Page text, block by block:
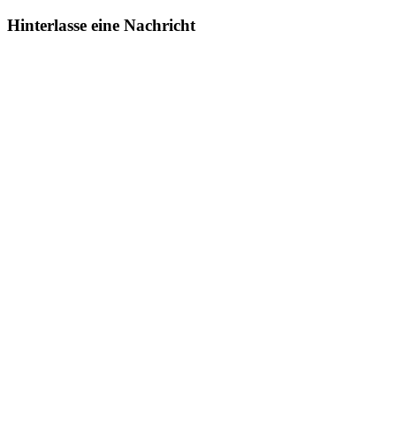
Hinterlasse eine Nachricht